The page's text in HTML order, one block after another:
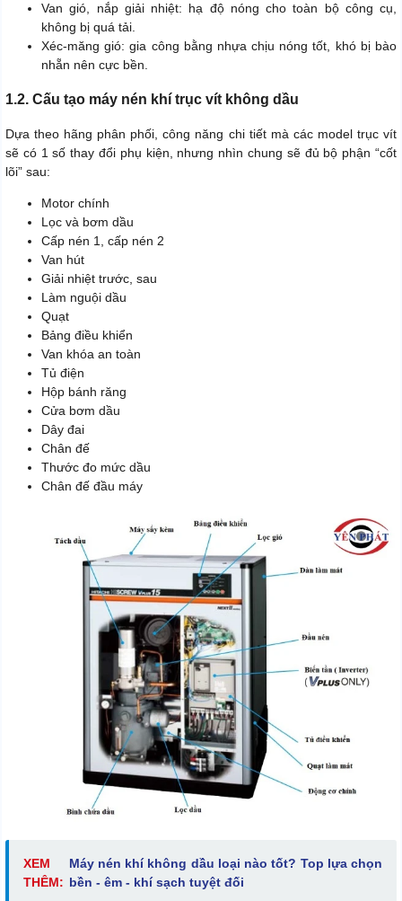
Van gió, nắp giải nhiệt: hạ độ nóng cho toàn bộ công cụ,
không bị quá tải.
Xéc-măng gió: gia công bằng nhựa chịu nóng tốt, khó bị bào
nhẵn nên cực bền.
1.2. Cấu tạo máy nén khí trục vít không dầu
Dựa theo hãng phân phối, công năng chi tiết mà các model trục vít
sẽ có 1 số thay đổi phụ kiện, nhưng nhìn chung sẽ đủ bộ phận “cốt
lõi” sau:
Motor chính
Lọc và bơm dầu
Cấp nén 1, cấp nén 2
Van hút
Giải nhiệt trước, sau
Làm nguội dầu
Quạt
Bảng điều khiển
Van khóa an toàn
Tủ điện
Hộp bánh răng
Cửa bơm dầu
Dây đai
Chân đế
Thước đo mức dầu
Chân đế đầu máy
XEM
THÊM:
Máy nén khí không dầu loại nào tốt? Top lựa chọn
bền - êm - khí sạch tuyệt đối